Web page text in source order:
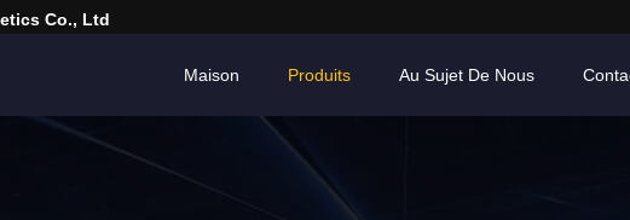
Co., Ltd
Maison Produits Au Sujet De Nous